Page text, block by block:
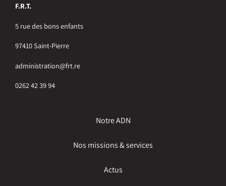
F.R.T.
5 rue des bons enfants
97410 Saint-Pierre
administration@frt.re
0262 42 39 94
Notre ADN
Nos missions & services
Actus